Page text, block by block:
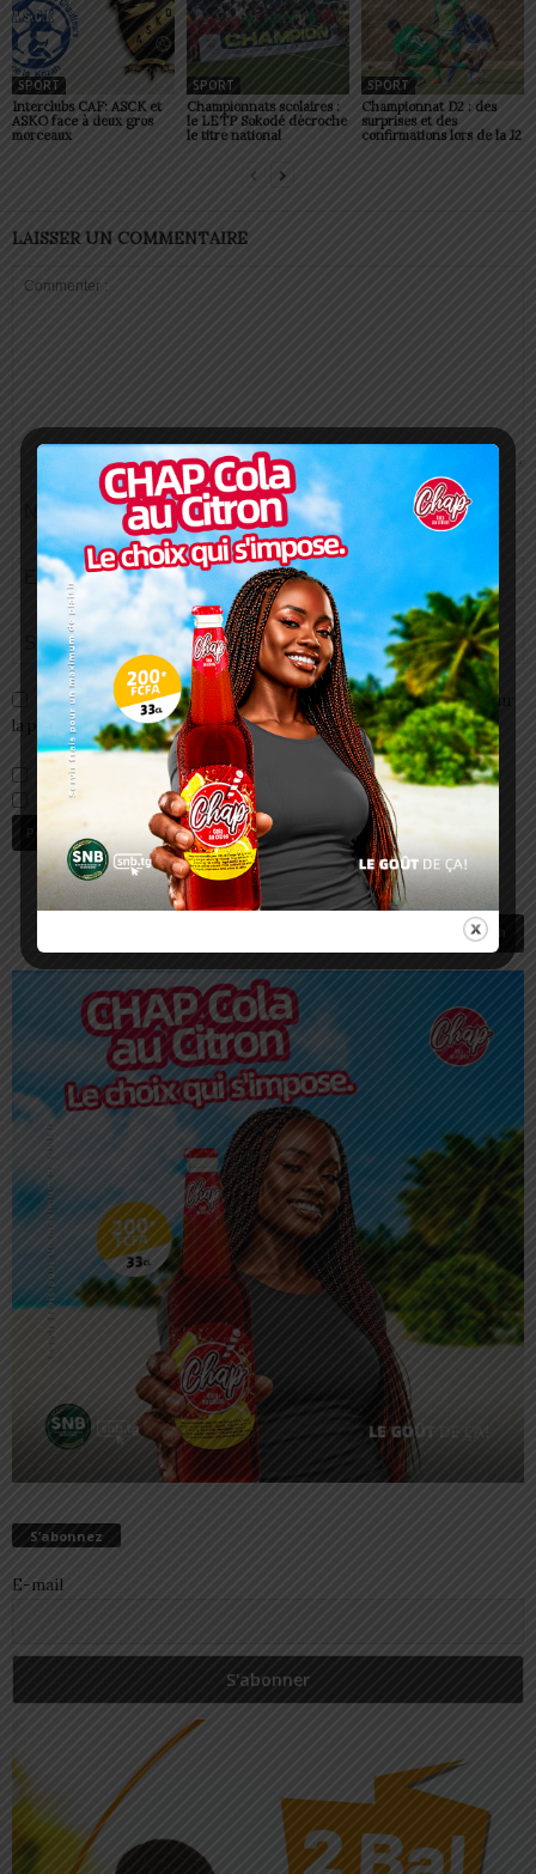
SPORT
Interclubs CAF: ASCK et
ASKO face à deux gros
morceaux
SPORT
Championnats scolaires :
le LETP Sokodé décroche
le titre national
SPORT
Championnat D2 : des
surprises et des
confirmations lors de la J2
LAISSER UN COMMENTAIRE
Enregistrer mon nom, email et site web dans ce navigateur pour
la prochaine fois que je commenterai.
Prévenez-moi de tous les nouveaux commentaires par e-mail.
Prévenez-moi de tous les nouveaux articles par e-mail.
S’abonnez
E-mail